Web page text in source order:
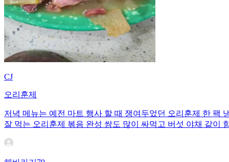
CJ
오리훈제
저녁 메뉴는 예전 마트 행사 할 때 쟁여두었던 오리훈제 한 팩
잘 먹는 오리훈제 볶음 완성 쌈도 많이 싸먹고 버섯 야채 같이